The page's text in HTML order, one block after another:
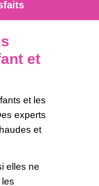
et
et les
experts
et
elles ne